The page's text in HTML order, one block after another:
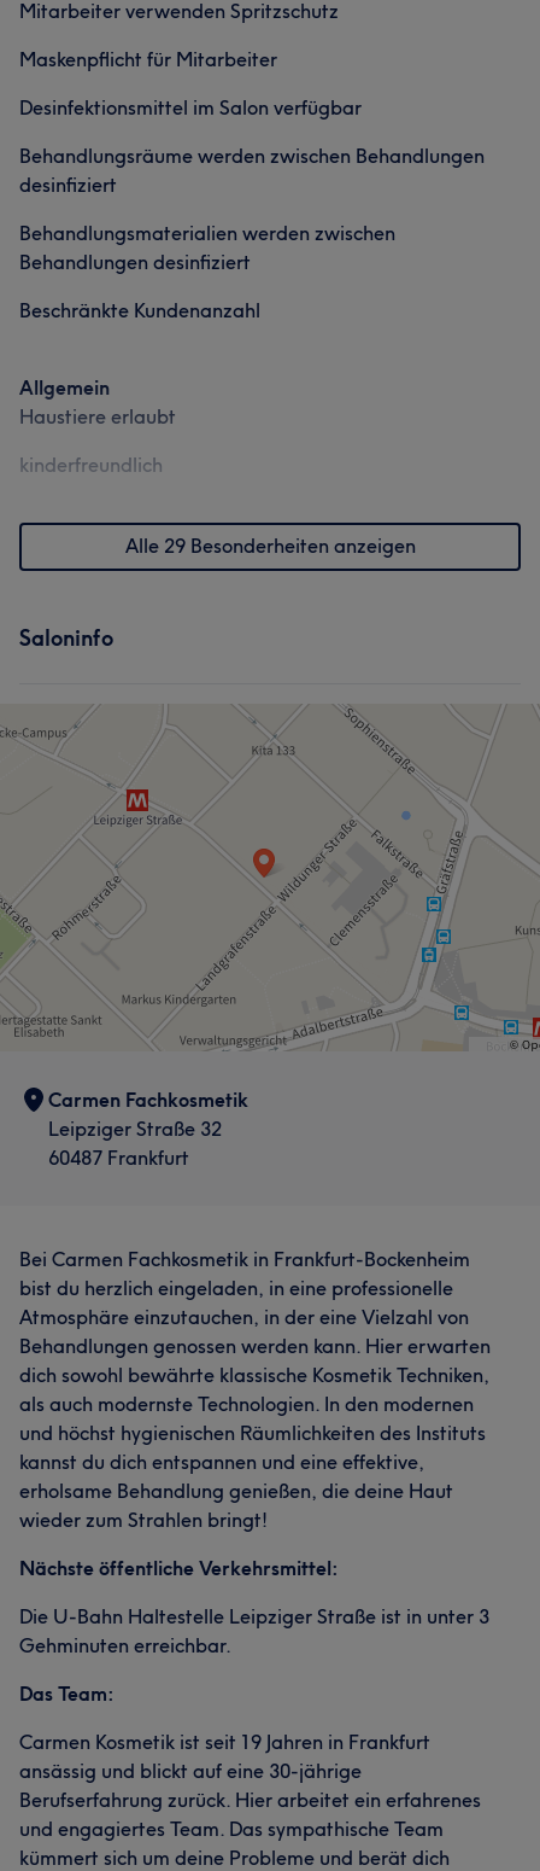
Fachkenntnis, Beständigkeit und höchster Sorgfalt lebt.
höchstem Niveau zu erfahren.
Nägel
Haarentfernung
Services
Nägel Körper Gesicht
Haarentfernung
Services
Nägel Körper Gesicht
Haarentfernung
Mitarbeiter verwenden Spritzschutz
Maskenpflicht für Mitarbeiter
Desinfektionsmittel im Salon verfügbar
Behandlungsräume werden zwischen Behandlungen
desinfiziert
Behandlungsmaterialien werden zwischen
Behandlungen desinfiziert
Beschränkte Kundenanzahl
Allgemein
Haustiere erlaubt
kinderfreundlich
Alle 29 Besonderheiten anzeigen
Saloninfo
Carmen Fachkosmetik
Leipziger Straße 32
60487 Frankfurt
Bei Carmen Fachkosmetik in Frankfurt-Bockenheim
bist du herzlich eingeladen, in eine professionelle
Atmosphäre einzutauchen, in der eine Vielzahl von
Behandlungen genossen werden kann. Hier erwarten
dich sowohl bewährte klassische Kosmetik Techniken,
als auch modernste Technologien. In den modernen
und höchst hygienischen Räumlichkeiten des Instituts
kannst du dich entspannen und eine effektive,
erholsame Behandlung genießen, die deine Haut
wieder zum Strahlen bringt!
Nächste öffentliche Verkehrsmittel:
Die U-Bahn Haltestelle Leipziger Straße ist in unter 3
Gehminuten erreichbar.
Das Team:
Carmen Kosmetik ist seit 19 Jahren in Frankfurt
ansässig und blickt auf eine 30-jährige
Berufserfahrung zurück. Hier arbeitet ein erfahrenes
und engagiertes Team. Das sympathische Team
kümmert sich um deine Probleme und berät dich